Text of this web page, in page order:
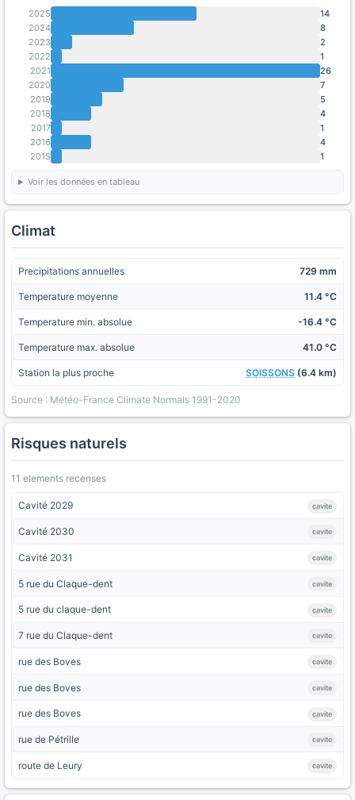
2025
14
2024
8
2023
2
2022
1
2021
26
2020
7
2019
5
2018
4
2017
1
2016
4
2015
1
Voir les données en tableau
Climat
Precipitations annuelles 729 mm
Temperature moyenne 11.4 °C
Temperature min. absolue -16.4 °C
Temperature max. absolue 41.0 °C
Station la plus proche SOISSONS (6.4 km)
Source : Météo-France Climate Normals 1991-2020
Risques naturels
11 elements recenses
Cavité 2029 cavite
Cavité 2030 cavite
Cavité 2031 cavite
5 rue du Claque-dent cavite
5 rue du claque-dent cavite
7 rue du Claque-dent cavite
rue des Boves cavite
rue des Boves cavite
rue des Boves cavite
rue de Pétrille cavite
route de Leury cavite